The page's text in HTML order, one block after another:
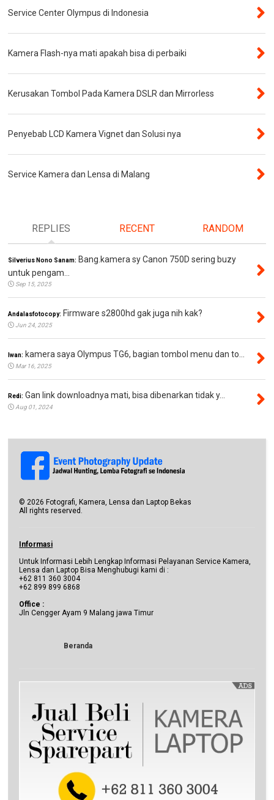
Service Center Olympus di Indonesia
Kamera Flash-nya mati apakah bisa di perbaiki
Kerusakan Tombol Pada Kamera DSLR dan Mirrorless
Penyebab LCD Kamera Vignet dan Solusi nya
Service Kamera dan Lensa di Malang
REPLIES RECENT RANDOM
Silverius Nono Sanam: Bang.kamera sy Canon 750D sering buzy
untuk pengam...
Sep 15, 2025
Andalasfotocopy: Firmware s2800hd gak juga nih kak?
Jun 24, 2025
Iwan: kamera saya Olympus TG6, bagian tombol menu dan to...
Mar 16, 2025
Redi: Gan link downloadnya mati, bisa dibenarkan tidak y...
Aug 01, 2024
©2026 Fotografi, Kamera, Lensa dan Laptop Bekas
All rights reserved.
Informasi
Untuk Informasi Lebih Lengkap Informasi Pelayanan Service Kamera,
Lensa dan Laptop Bisa Menghubugi kami di :
+62 811 360 3004
+62 899 899 6868
Office :
Jln Cengger Ayam 9 Malang jawa Timur
Beranda